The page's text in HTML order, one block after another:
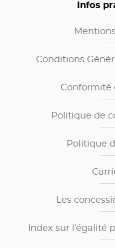
Infos
Conditions
Conformité
Politique de
Politique
Les
Index sur l’égalité